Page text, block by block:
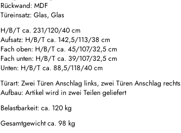
Rückwand: MDF
Türeinsatz: Glas, Glas
H/B/T ca. 231/120/40 cm
Aufsatz: H/B/T ca. 142,5/113/38 cm
Fach oben: H/B/T ca. 45/107/32,5 cm
Fach unten: H/B/T ca. 39/107/32,5 cm
Unten: H/B/T ca. 88,5/118/40 cm
Türart: Zwei Türen Anschlag links, zwei Türen Anschlag rechts
Aufbau: Artikel wird in zwei Teilen geliefert
Belastbarkeit: ca. 120 kg
Gesamtgewicht ca. 98 kg